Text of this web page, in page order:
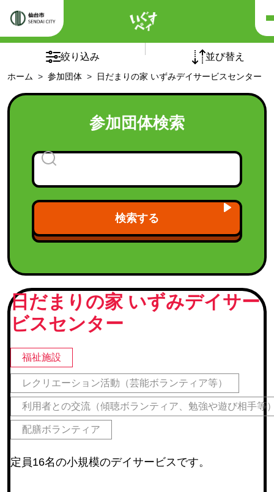
ホーム 参加団体 日だまりの家 いずみデイサービスセンター
参加団体検索
検索する
絞り込み リセッ
団体の種別
チームオレンジ(5)
フレイルサポーターチーム
認知症カフェ(94)
老人クラブ(1)
福祉団体(9)
「シニア世代向け健康づくり講座」受講後の活動継
町内会 (245)
地区社協・地区社協に登録のあるサロン
仙台市学区民体育振興会連合会
教育関連施設
その他(14)
並び替え
五十音順
日だまりの家 いずみデイサー
ビスセンター
福祉施設
レクリエーション活動（芸能ボランティア等）
利用者との交流（傾聴ボランティア、勉強や遊び相手等
配膳ボランティア
定員16名の小規模のデイサービスです。